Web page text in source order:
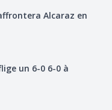
Alcaraz en
un 6-0 6-0 à